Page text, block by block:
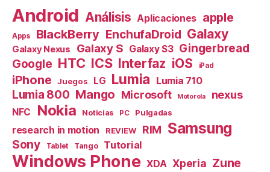
Android Análisis Aplicaciones apple
Apps BlackBerry EnchufaDroid Galaxy
Galaxy Nexus Galaxy S Galaxy S3 Gingerbread
Google HTC ICS Interfaz iOS iPad
iPhone Juegos LG Lumia Lumia 710
Lumia 800 Mango Microsoft Motorola nexus
NFC Nokia Noticias PC Pulgadas
research in motion REVIEW RIM Samsung
Sony Tablet Tango Tutorial
Windows Phone XDA Xperia Zune